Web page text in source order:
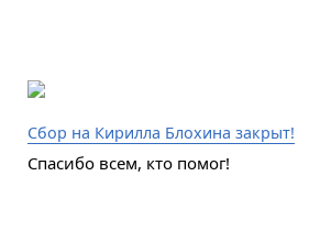
Сбор на Кирилла Блохина закрыт!
Спасибо всем, кто помог!